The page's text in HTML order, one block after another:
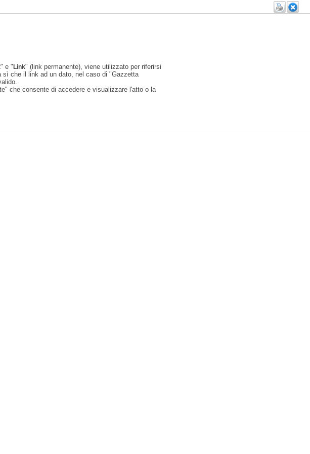
" e "Link" (link permanente), viene utilizzato per riferirsi
sì che il link ad un dato, nel caso di "Gazzetta
che consente di accedere e visualizzare l'atto o la